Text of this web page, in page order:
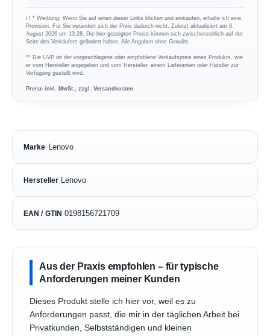
ℹ︎ / * Werbung: Wenn Sie auf einen dieser Links klicken und einkaufen, erhalte ich eine
Provision. Für Sie verändert sich der Preis dadurch nicht. Zuletzt aktualisiert am 8.
August 2026 um 13:28. Die hier gezeigten Preise können sich zwischenzeitlich auf der
Seite des Verkäufers geändert haben. Alle Angaben ohne Gewähr.
** Die UVP ist der vorgeschlagene oder empfohlene Verkaufspreis eines Produkts, wie
er vom Hersteller angegeben und vom Hersteller, einem Lieferanten oder Händler zur
Verfügung gestellt wird.
Preise inkl. MwSt., zzgl. Versandkosten
Marke Lenovo
Hersteller Lenovo
EAN / GTIN 0198156721709
Aus der Praxis empfohlen – für typische
Anforderungen meiner Kunden
Dieses Produkt stelle ich hier vor, weil es zu
Anforderungen passt, die mir in der täglichen Arbeit bei
Privatkunden, Selbstständigen und kleinen